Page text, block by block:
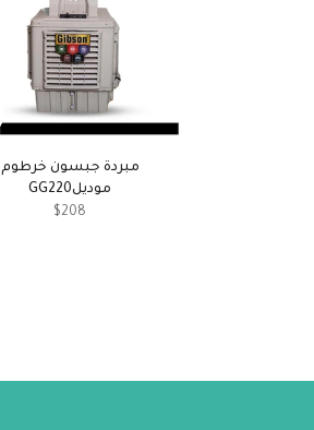
مبردة جبسون خرطوم
موديلGG220
$208